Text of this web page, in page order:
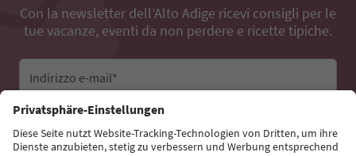
Con la newsletter dell’Alto Adige ricevi consigli per le
tue vacanze, eventi da non perdere e ricette tipiche.
Indirizzo e-mail*
Iscriviti alla newsletter